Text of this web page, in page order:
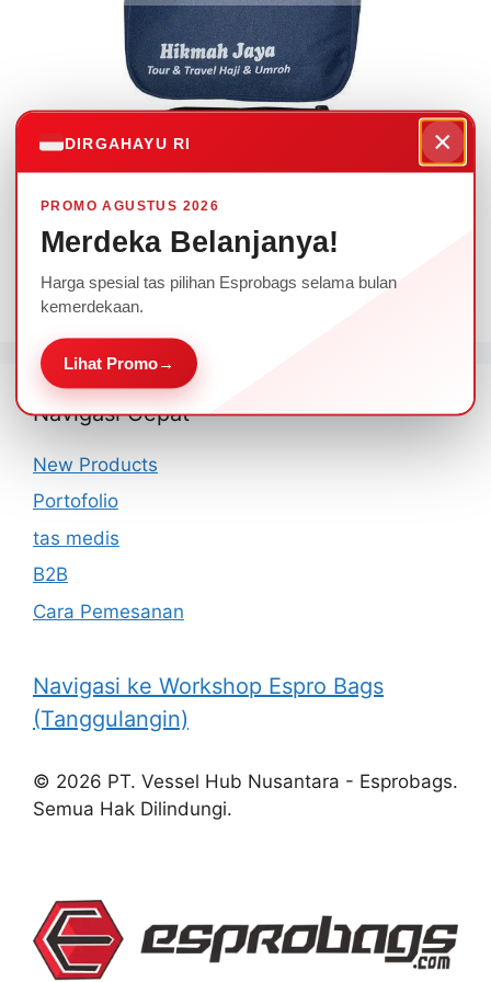
Brand2
Navigasi Cepat
New Products
Portofolio
tas medis
B2B
Cara Pemesanan
Navigasi ke Workshop Espro Bags
(Tanggulangin)
© 2026 PT. Vessel Hub Nusantara - Esprobags.
Semua Hak Dilindungi.
DIRGAHAYU RI ×
PROMO AGUSTUS 2026
Merdeka Belanjanya!
Harga spesial tas pilihan Esprobags selama bulan
kemerdekaan.
Lihat Promo→